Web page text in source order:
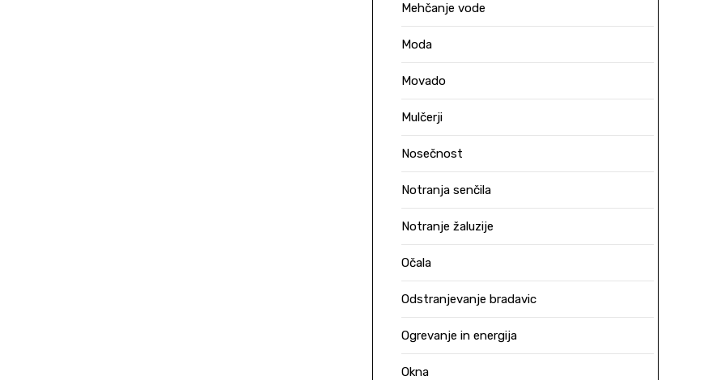
Mehčanje vode
Moda
Movado
Mulčerji
Nosečnost
Notranja senčila
Notranje žaluzije
Očala
Odstranjevanje bradavic
Ogrevanje in energija
Okna